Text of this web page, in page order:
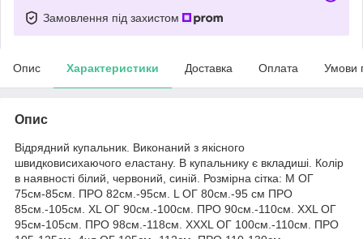
Замовлення під захистом
Опис Характеристики Доставка Оплата Умови
Опис
Відрядний купальник. Виконаний з якісного
швидковисихаючого еластану. В купальнику є вкладиші. Колір
в наявності білий, червоний, синій. Розмірна сітка: M ОГ
75см-85см. ПРО 82см.-95см. L ОГ 80см.-95 см ПРО
85см.-105см. XL ОГ 90см.-100см. ПРО 90см.-110см. XXL ОГ
95см-105см. ПРО 98см.-118см. XXXL ОГ 100см.-110см. ПРО